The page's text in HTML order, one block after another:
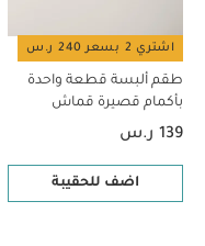
اشتري 2 بسعر 240 ر.س
طقم ألبسة قطعة واحدة
بأكمام قصيرة قماش
عضوي بلون أبيض - 5 قطع
139 ر.س
اضف للحقيبة